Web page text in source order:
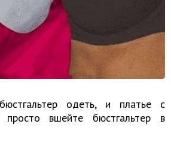
одеть, и платье с
просто вшейте бюстгальтер в